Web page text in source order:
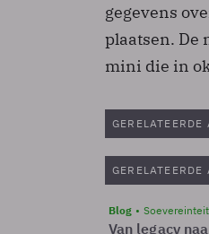
gegevens
plaatsen. De
mini die in
GERELATEERDE
GERELATEERDE
Blog
Van legacy